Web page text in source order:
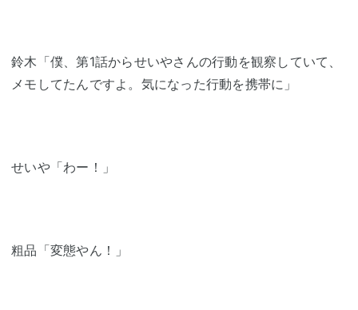
鈴木「僕、第1話からせいやさんの行動を観察していて、
メモしてたんですよ。気になった行動を携帯に」
せいや「わー！」
粗品「変態やん！」